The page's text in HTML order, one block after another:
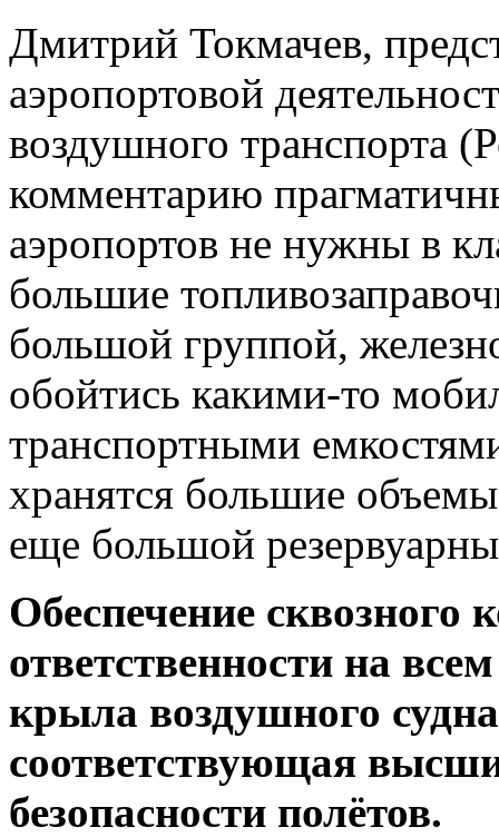
Дмитрий Токмачев,
аэропортовой
воздушного транспорта
комментарию
аэропортов не нужны в
большие
большой группой,
обойтись какими-то
транспортными
хранятся большие
еще большой
Обеспечение сквозного
ответственности на
крыла воздушного
соответствующая
безопасности полётов.